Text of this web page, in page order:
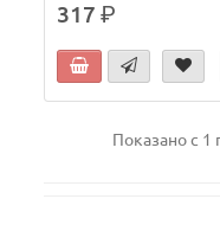
317р.
Показано с 1